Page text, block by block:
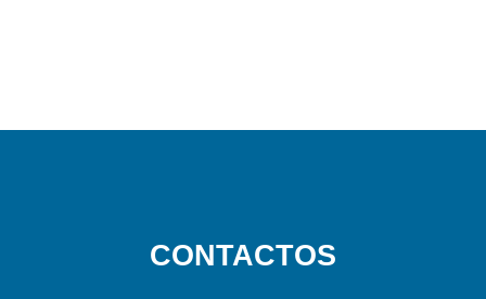
CONTACTOS